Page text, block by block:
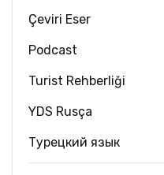
Çeviri Eser
Podcast
Turist Rehberliği
YDS Rusça
Турецкий язык